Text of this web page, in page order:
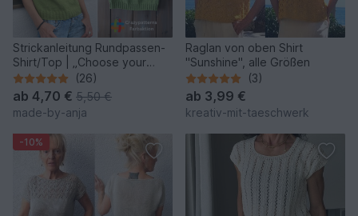
Strickanleitung Rundpassen-
Shirt/Top | „Choose your
colors“ | nahtlos
(26)
ab 4,70 € 5,50 €
made-by-anja
Raglan von oben Shirt
"Sunshine", alle Größen
(3)
ab 3,99 €
kreativ-mit-taeschwerk
-10%